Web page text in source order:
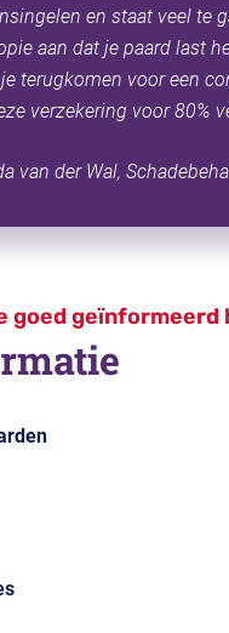
en staat veel te
aan dat je paard last
terugkomen voor een
verzekering voor 80%
van der Wal,
goed geïnformeerd